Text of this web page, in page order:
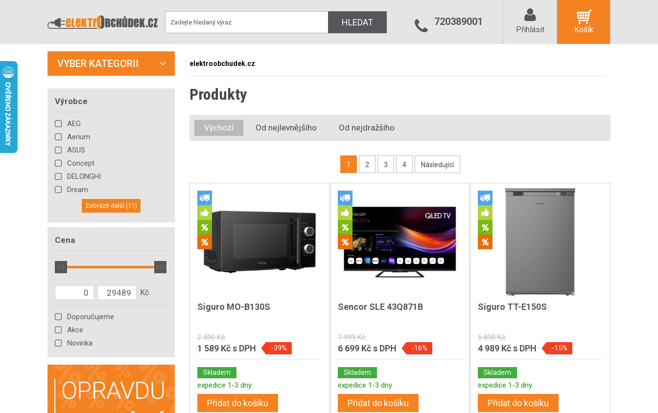
HLEDAT 720389001
Přihlásit Košík
VYBER KATEGORII elektroobchudek.cz
Výrobce
AEG
Aerium
ASUS
Concept
DELONGHI
Dream
Cena
Doporučujeme
Akce
Novinka
Produkty
Výchozí Od nejlevnějšího Od nejdražšího
1 2 3 4 Následující
Siguro MO-B130S
2 590 Kč
1 589 Kčs DPH -39%
Skladem
expedice 1-3 dny
Přidat do košíku
Sencor SLE 43Q871B
7 999 Kč
6 699 Kčs DPH -16%
Skladem
expedice 1-3 dny
Přidat do košíku
Siguro TT-E150S
5 890 Kč
4 989 Kčs DPH -15%
Skladem
expedice 1-3 dny
Přidat do košíku